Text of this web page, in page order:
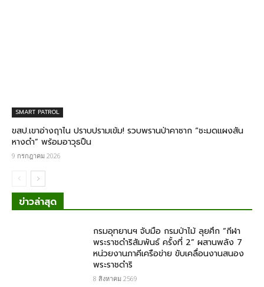
SMART PATROL
ขสป.เขาอ่างฤาไน ปราบปรามเข้ม! รวบพรานป่าคาซาก “ชะมดแผงสัน
หางดำ” พร้อมอาวุธปืน
9 กรกฎาคม 2026
ข่าวล่าสุด
กรมอุทยานฯ จับมือ กรมป่าไม้ ลุยศึก “กีฬา
พระราชดำริสัมพันธ์ ครั้งที่ 2” ผสานพลัง 7
หน่วยงานภาคีเครือข่าย ขับเคลื่อนงานสนอง
พระราชดำริ
8 สิงหาคม 2569